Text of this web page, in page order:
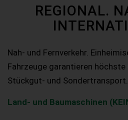
REGIONAL.
Nah- und Fernverkehr.
Fahrzeuge garantieren
Stückgut- und Sondertransport.
Land- und Baumaschinen